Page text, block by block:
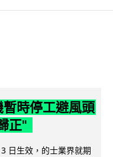
時停工避風頭
正"
日生效，的士業界就期